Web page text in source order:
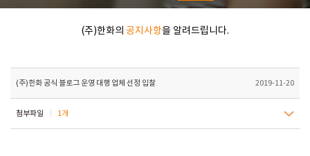
(주)한화의 공지사항을 알려드립니다.
(주)한화 공식 블로그 운영 대행 업체 선정 입찰 2019-11-20
첨부파일 1개